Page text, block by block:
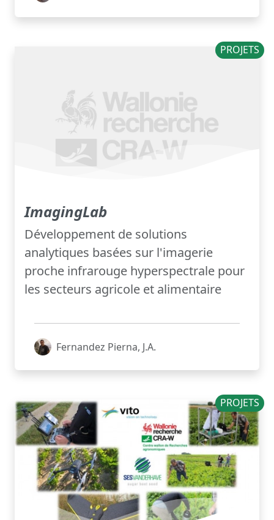
PROJETS
ImagingLab
Développement de solutions
analytiques basées sur l'imagerie
proche infrarouge hyperspectrale pour
les secteurs agricole et alimentaire
Fernandez Pierna, J.A.
PROJETS